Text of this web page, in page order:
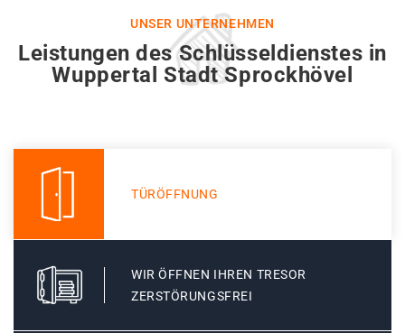
UNSER UNTERNEHMEN
Leistungen des Schlüsseldienstes in
Wuppertal Stadt Sprockhövel
TÜRÖFFNUNG
WIR ÖFFNEN IHREN TRESOR
ZERSTÖRUNGSFREI